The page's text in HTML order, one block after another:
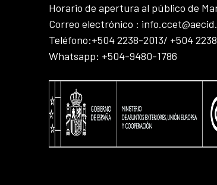
Horario de apertura al público de
Correo electrónico :
Teléfono:+504 2238-2013/ +504
Whatsapp: +504-9480-1786